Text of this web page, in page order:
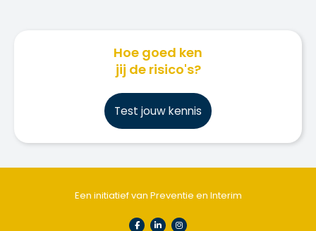
Hoe goed ken
jij de risico's?
Test jouw kennis
Een initiatief van Preventie en Interim